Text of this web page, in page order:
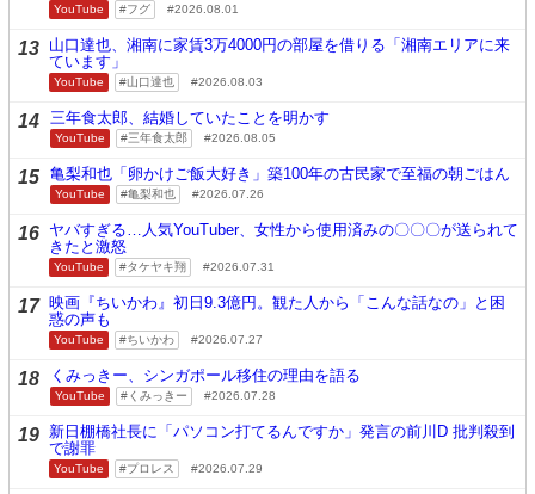
YouTube フグ 2026.08.01
13 山口達也、湘南に家賃3万4000円の部屋を借りる「湘南エリアに来
ています」
YouTube 山口達也 2026.08.03
14 三年食太郎、結婚していたことを明かす
YouTube 三年食太郎 2026.08.05
15 亀梨和也「卵かけご飯大好き」築100年の古民家で至福の朝ごはん
YouTube 亀梨和也 2026.07.26
16 ヤバすぎる…人気YouTuber、女性から使用済みの〇〇〇が送られて
きたと激怒
YouTube タケヤキ翔 2026.07.31
17 映画『ちいかわ』初日9.3億円。観た人から「こんな話なの」と困
惑の声も
YouTube ちいかわ 2026.07.27
18 くみっきー、シンガポール移住の理由を語る
YouTube くみっきー 2026.07.28
19 新日棚橋社長に「パソコン打てるんですか」発言の前川D 批判殺到
で謝罪
YouTube プロレス 2026.07.29